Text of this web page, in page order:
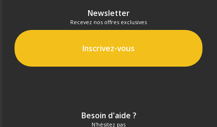
Newsletter
Recevez nos offres exclusives
Inscrivez-vous
Besoin d'aide ?
N'hésitez pas